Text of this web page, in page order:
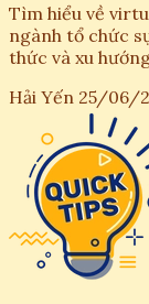
Tìm hiểu về
ngành tổ chức
thức và xu
Hải Yến 25/06/